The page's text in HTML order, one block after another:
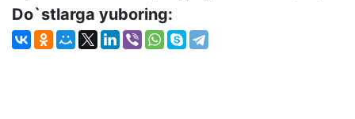
Do`stlarga yuboring: